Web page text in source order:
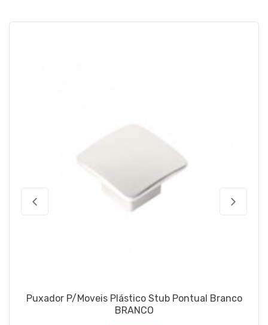
Puxador P/Moveis Plástico Stub Pontual Branco
BRANCO